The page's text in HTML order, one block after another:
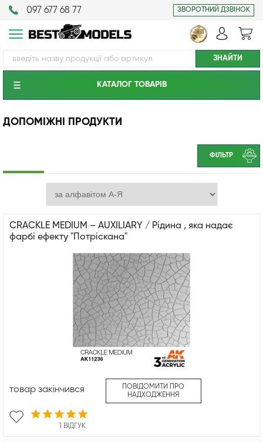
097 677 68 77 ЗВОРОТНИЙ ДЗВІНОК
КАТАЛОГ ТОВАРIВ
ДОПОМІЖНІ ПРОДУКТИ
ФІЛЬТР
CRACKLE MEDIUM – AUXILIARY / Рідина , яка надає
фарбі ефекту "Потріскана"
1 ВІДГУК
товар закінчився
ПОВІДОМИТИ ПРО
НАДХОДЖЕННЯ